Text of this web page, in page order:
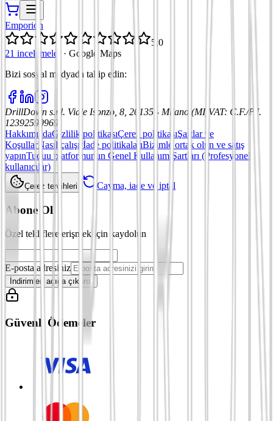
Emporion
5,0
21 incelemeler
· Google Maps
Bizi sosyal medyada takip edin:
DrillDown s.r.l. Viale Isonzo, 8, 20135 - Milano (MI) VAT: C.F./P.I.
12392590969
HakkımızdaGizlilik politikasıÇerez politikasıŞartlar ve
KoşullarNasıl çalışırİade politikalarıBizimle ortak olun ve satış
yapınTuduu platformunun Genel Kullanım Şartları (Profesyonel
kullanıcılar)
Çerez tercihleri Cayma, iade ve iptal
Abone Ol
Özel tekliflere erişmek için kaydolun
E-posta adresiniz
İndirimleri açığa çıkarın
Güvenli Ödemeler